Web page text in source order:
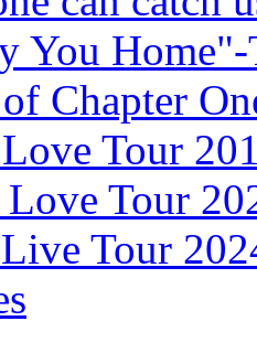
You
Chapter
Tour
Tour
Tour